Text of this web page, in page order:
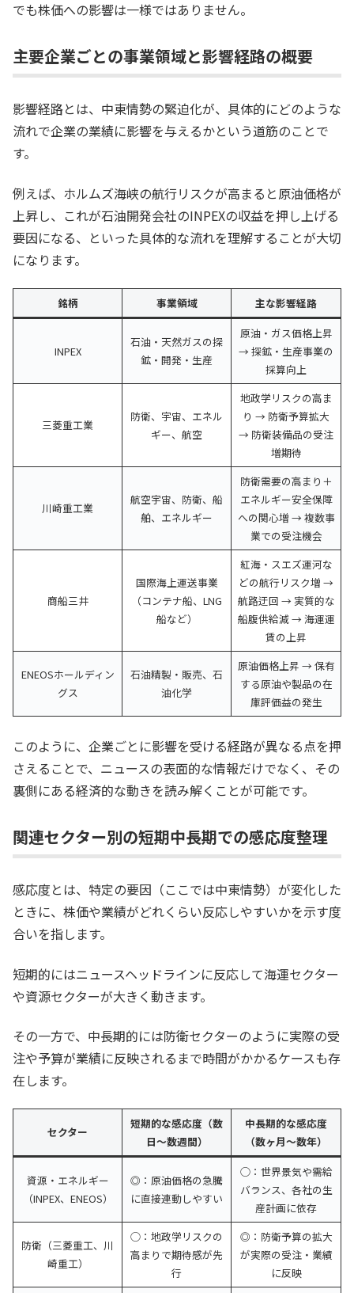
でも株価への影響は一様ではありません。
主要企業ごとの事業領域と影響経路の概要
影響経路とは、中東情勢の緊迫化が、具体的にどのような
流れで企業の業績に影響を与えるかという道筋のことで
す。
例えば、ホルムズ海峡の航行リスクが高まると原油価格が
上昇し、これが石油開発会社のINPEXの収益を押し上げる
要因になる、といった具体的な流れを理解することが大切
になります。
銘柄 事業領域 主な影響経路
INPEX
石油・天然ガスの探
鉱・開発・生産
原油・ガス価格上昇
→ 探鉱・生産事業の
採算向上
三菱重工業
防衛、宇宙、エネル
ギー、航空
地政学リスクの高ま
り → 防衛予算拡大
→ 防衛装備品の受注
増期待
川崎重工業
航空宇宙、防衛、船
舶、エネルギー
防衛需要の高まり＋
エネルギー安全保障
への関心増 → 複数事
業での受注機会
商船三井
国際海上運送事業
（コンテナ船、LNG
船など）
紅海・スエズ運河な
どの航行リスク増 →
航路迂回 → 実質的な
船腹供給減 → 海運運
賃の上昇
ENEOSホールディン
グス
石油精製・販売、石
油化学
原油価格上昇 → 保有
する原油や製品の在
庫評価益の発生
このように、企業ごとに影響を受ける経路が異なる点を押
さえることで、ニュースの表面的な情報だけでなく、その
裏側にある経済的な動きを読み解くことが可能です。
関連セクター別の短期中長期での感応度整理
感応度とは、特定の要因（ここでは中東情勢）が変化した
ときに、株価や業績がどれくらい反応しやすいかを示す度
合いを指します。
短期的にはニュースヘッドラインに反応して海運セクター
や資源セクターが大きく動きます。
その一方で、中長期的には防衛セクターのように実際の受
注や予算が業績に反映されるまで時間がかかるケースも存
在します。
セクター
短期的な感応度（数
日〜数週間）
中長期的な感応度
（数ヶ月〜数年）
資源・エネルギー
（INPEX、ENEOS）
◎：原油価格の急騰
に直接連動しやすい
◯：世界景気や需給
バランス、各社の生
産計画に依存
防衛（三菱重工、川
崎重工）
◯：地政学リスクの
高まりで期待感が先
行
◎：防衛予算の拡大
が実際の受注・業績
に反映